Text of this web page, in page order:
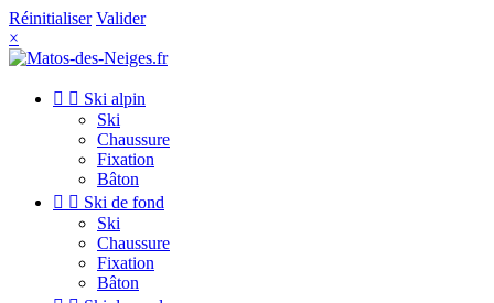
Réinitialiser Valider
×
  Ski alpin
Ski
Chaussure
Fixation
Bâton
  Ski de fond
Ski
Chaussure
Fixation
Bâton